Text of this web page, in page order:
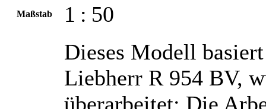
Maßstab 1 : 50
Dieses Modell
Liebherr R 954 BV,
überarbeitet: Die